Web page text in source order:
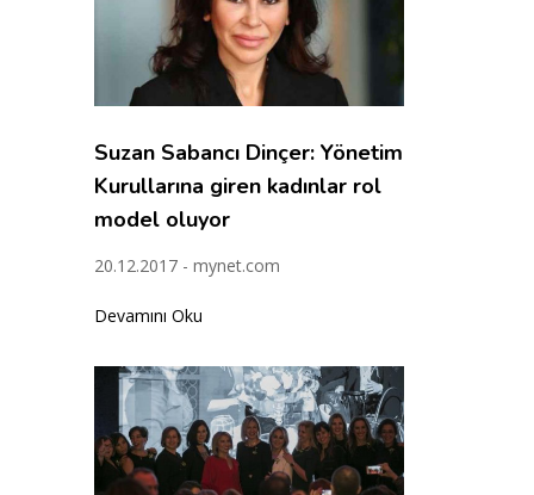
Suzan Sabancı Dinçer: Yönetim
Kurullarına giren kadınlar rol
model oluyor
20.12.2017 - mynet.com
Devamını Oku